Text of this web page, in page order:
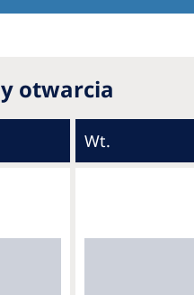
otwarcia
Wt.